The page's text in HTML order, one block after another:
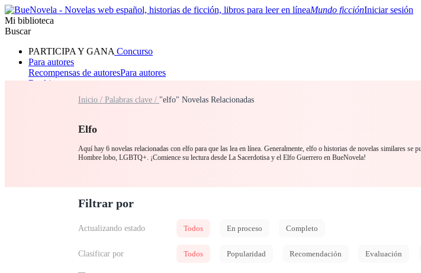
Mundo ficciónIniciar sesión
Mi biblioteca
Buscar
PARTICIPA Y GANA Concurso
Para autores
Recompensas de autoresPara autores
Ranking
RomanceHombre lobo
Inicio / Palabras clave / "elfo" Novelas Relacionadas
Elfo
Aquí hay 6 novelas relacionadas con elfo para que las lea en línea. Generalmente, elfo o historias de novelas similares se
Hombre lobo, LGBTQ+. ¡Comience su lectura desde La Sacerdotisa y el Elfo Guerrero en BueNovela!
Filtrar por
Actualizando estado Todos En proceso Completo
Clasificar por Todos Popularidad Recomendación Evaluación